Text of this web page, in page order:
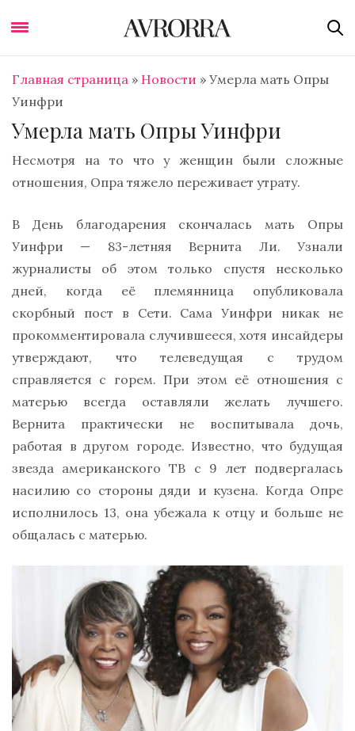
Главная страница » Новости » Умерла мать Опры
Уинфри
Умерла мать Опры Уинфри
Несмотря на то что у женщин были сложные
отношения, Опра тяжело переживает утрату.
В День благодарения скончалась мать Опры
Уинфри — 83-летняя Вернита Ли. Узнали
журналисты об этом только спустя несколько
дней, когда её племянница опубликовала
скорбный пост в Сети. Сама Уинфри никак не
прокомментировала случившееся, хотя инсайдеры
утверждают, что телеведущая с трудом
справляется с горем. При этом её отношения с
матерью всегда оставляли желать лучшего.
Вернита практически не воспитывала дочь,
работая в другом городе. Известно, что будущая
звезда американского ТВ с 9 лет подвергалась
насилию со стороны дяди и кузена. Когда Опре
исполнилось 13, она убежала к отцу и больше не
общалась с матерью.